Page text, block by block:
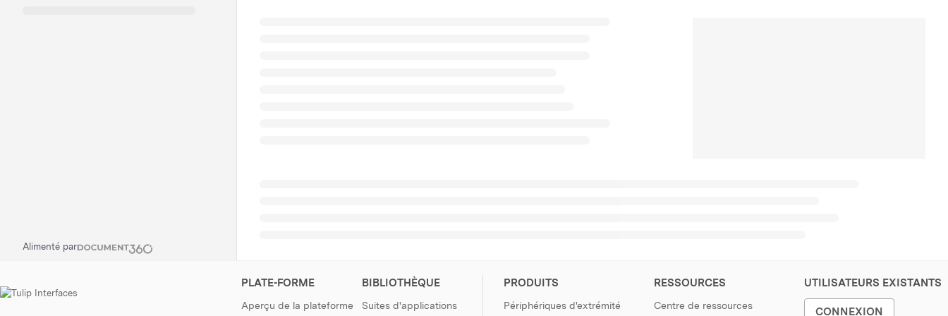
Alimenté par
PLATE-FORME
Aperçu de la plateforme
BIBLIOTHÈQUE
Suites d'applications
PRODUITS
Périphériques d'extrémité
RESSOURCES
Centre de ressources
UTILISATEURS EXISTANTS
CONNEXION